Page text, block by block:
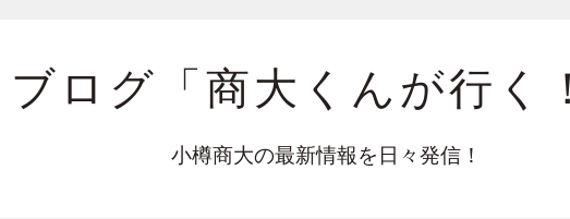
ブログ「商大くんが行く
小樽商大の最新情報を日々発信！